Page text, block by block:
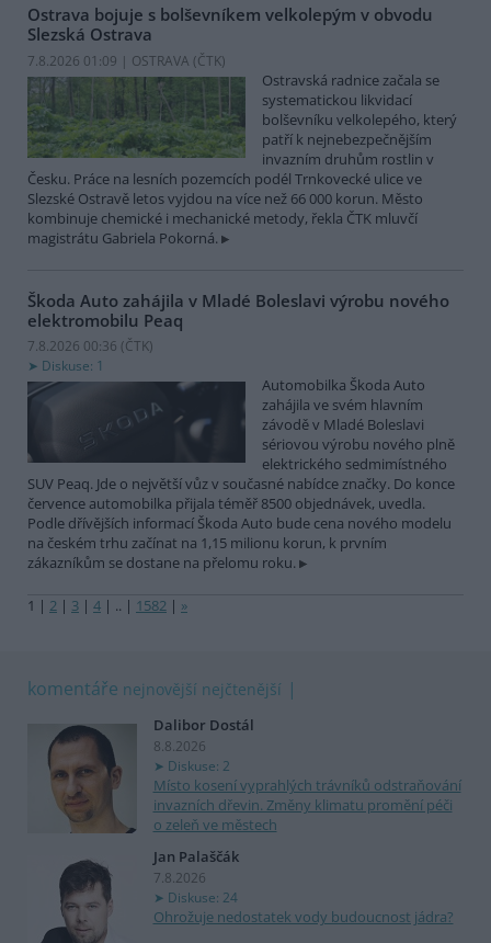
Ostrava bojuje s bolševníkem velkolepým v obvodu
Slezská Ostrava
7.8.2026 01:09 | OSTRAVA (ČTK)
Ostravská radnice začala se
systematickou likvidací
bolševníku velkolepého, který
patří k nejnebezpečnějším
invazním druhům rostlin v
Česku. Práce na lesních pozemcích podél Trnkovecké ulice ve
Slezské Ostravě letos vyjdou na více než 66 000 korun. Město
kombinuje chemické i mechanické metody, řekla ČTK mluvčí
magistrátu Gabriela Pokorná.
Škoda Auto zahájila v Mladé Boleslavi výrobu nového
elektromobilu Peaq
7.8.2026 00:36 (ČTK)
Diskuse: 1
Automobilka Škoda Auto
zahájila ve svém hlavním
závodě v Mladé Boleslavi
sériovou výrobu nového plně
elektrického sedmimístného
SUV Peaq. Jde o největší vůz v současné nabídce značky. Do konce
července automobilka přijala téměř 8500 objednávek, uvedla.
Podle dřívějších informací Škoda Auto bude cena nového modelu
na českém trhu začínat na 1,15 milionu korun, k prvním
zákazníkům se dostane na přelomu roku.
1 | 2 | 3 | 4 | .. | 1582 | »
komentáře nejnovější nejčtenější
Dalibor Dostál
8.8.2026
Diskuse: 2
Místo kosení vyprahlých trávníků odstraňování
invazních dřevin. Změny klimatu promění péči
o zeleň ve městech
Jan Palaščák
7.8.2026
Diskuse: 24
Ohrožuje nedostatek vody budoucnost jádra?